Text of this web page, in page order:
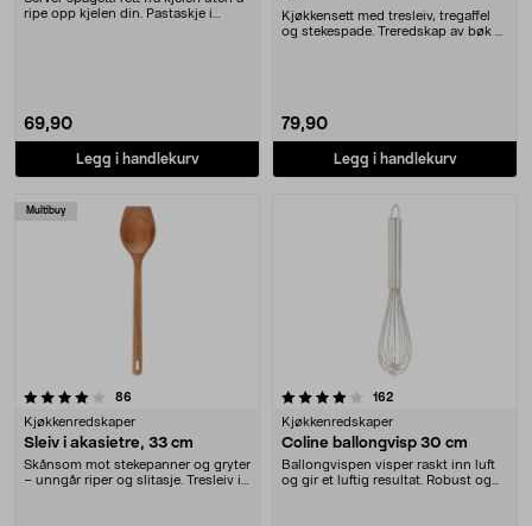
ripe opp kjelen din. Pastaskje i
69,90
Legg i handlekurv
Kjøkkensett med tresleiv, tregaffel
og stekespade. Treredskap av bøk –
79,90
Legg i handlekurv
Multibuy
86
Kjøkkenredskaper
Sleiv i akasietre, 33 cm
Skånsom mot stekepanner og gryter
– unngår riper og slitasje. Tresleiv i
4.0 av 5 stjerner 162anmeldelser
Kjøkkenredskaper
Coline ballongvisp 30 cm
Ballongvispen visper raskt inn luft
og gir et luftig resultat. Robust og